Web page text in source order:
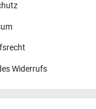
Widerrufs